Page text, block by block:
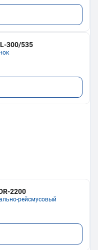
300/535
2200
рейсмусовый